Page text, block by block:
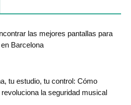
las mejores pantallas para
Barcelona
tu estudio, tu control: Cómo
la seguridad musical